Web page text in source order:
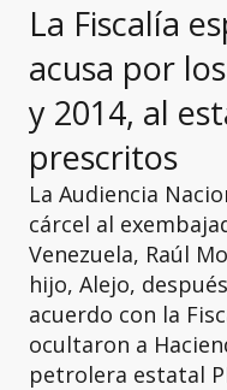
La Fiscalía
acusa por
y 2014, al
prescritos
La Audiencia
cárcel al
Venezuela, Raúl
hijo, Alejo,
acuerdo con la
ocultaron a
petrolera estatal